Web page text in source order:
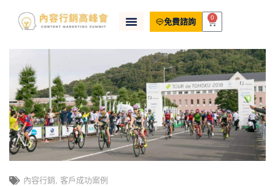
免費諮詢 0
內容行銷, 客戶成功案例